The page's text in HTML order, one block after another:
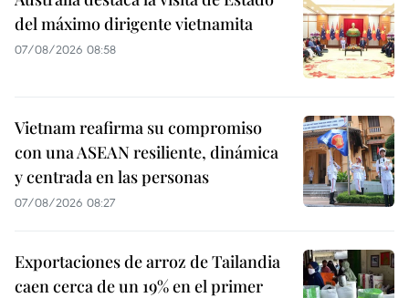
del máximo dirigente vietnamita
07/08/2026 08:58
Vietnam reafirma su compromiso
con una ASEAN resiliente, dinámica
y centrada en las personas
07/08/2026 08:27
Exportaciones de arroz de Tailandia
caen cerca de un 19% en el primer